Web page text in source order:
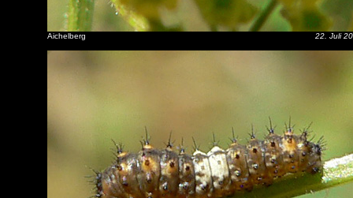
Aichelberg 22. Juli